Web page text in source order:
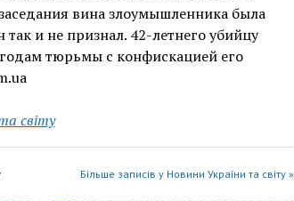
вина злоумышленника была
так и не признал. 42-летнего убийцу
тюрьмы с конфискацией его
світу
Більше записів у Новини України та світу »